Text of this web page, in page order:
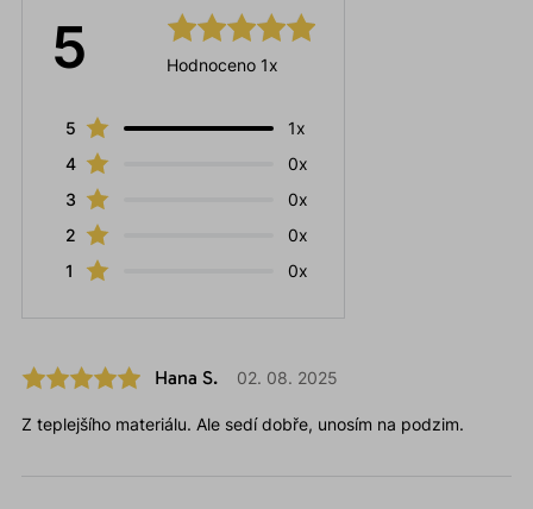
5 Hodnoceno 1x
5
1x
4
0x
3
0x
2
0x
1
0x
Hana S. 02. 08. 2025
Z teplejšího materiálu. Ale sedí dobře, unosím na podzim.